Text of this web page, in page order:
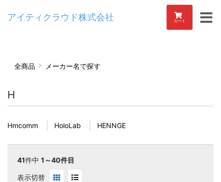
アイティクラウド株式会社 カート
全商品 メーカー名で探す
H
Hmcomm HoloLab HENNGE
41件中 1～40件目
表示切替